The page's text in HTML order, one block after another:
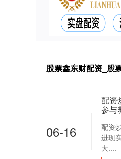
股票鑫东财配资_股
06-16
配资
参与
配资
进现
大....